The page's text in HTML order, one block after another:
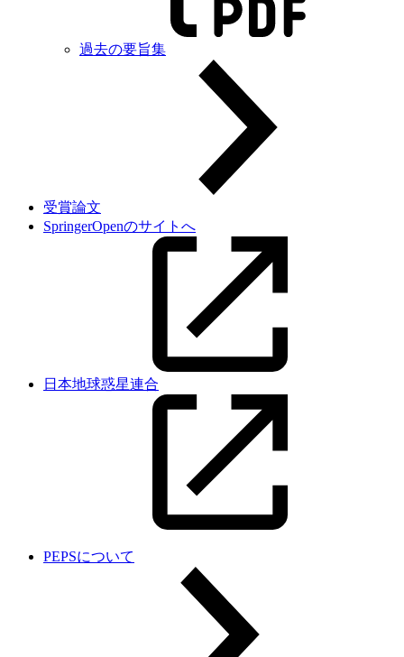
過去の要旨集
受賞論文
SpringerOpenのサイトへ
日本地球惑星連合
PEPSについて